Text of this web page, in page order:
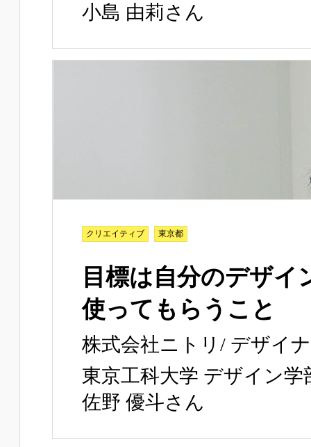
小島 由莉さん
クリエイティブ 東京都
目標は自分のデザ
使ってもらうこと
株式会社ニトリ/ デザイ
東京工科大学 デザイン
佐野 優斗さん